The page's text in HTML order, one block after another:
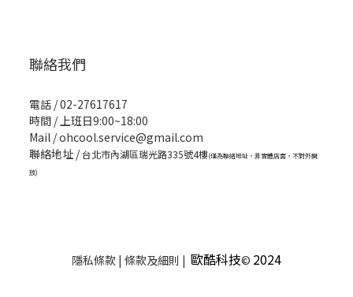
聯絡我們
電話 / 02-27617617
時間 / 上班日9:00~18:00
Mail / ohcool.service@gmail.com
聯絡地址 /台北市內湖區瑞光路335號4樓(僅為聯絡地址，非實體店面，不對外開
放)
隱私條款 | 條款及細則 | 歐酷科技© 2024